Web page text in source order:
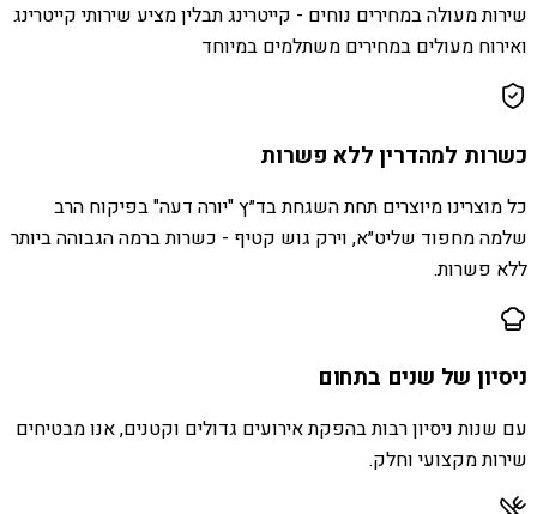
שירות מעולה במחירים נוחים - קייטרינג תבלין מציע שירותי קייטרינג
ואירוח מעולים במחירים משתלמים במיוחד
כשרות למהדרין ללא פשרות
כל מוצרינו מיוצרים תחת השגחת בד״ץ "יורה דעה" בפיקוח הרב
שלמה מחפוד שליט״א, וירק גוש קטיף - כשרות ברמה הגבוהה ביותר
ללא פשרות.
ניסיון של שנים בתחום
עם שנות ניסיון רבות בהפקת אירועים גדולים וקטנים, אנו מבטיחים
שירות מקצועי וחלק.